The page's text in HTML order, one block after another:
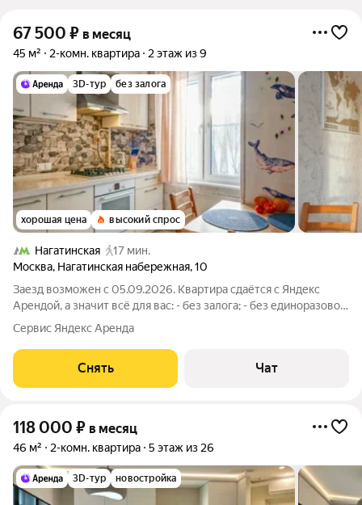
67 500 ₽ в месяц
45 м² 2-комн. квартира 2 этаж из 9
3D-тур без залога
хорошая цена высокий спрос
Нагатинская
17 мин.
Москва, Нагатинская набережная,10
Заезд возможен с 05.09.2026. Квартира сдаётся с Яндекс
Арендой, а значит всё для вас: - без залога; - без единоразовой
комиссии; - с поддержкой от наших специалистов в процессе
проживания. Мы можем показать вам квартиру онлайн это так
же детально,
Сервис Яндекс Аренда
Снять Чат
118 000 ₽ в месяц
46 м² 2-комн. квартира 5 этаж из 26
3D-тур новостройка